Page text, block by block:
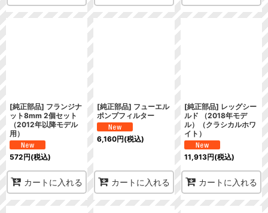
[純正部品] フランジナ
ット8mm 2個セット
（2012年以降モデル
用）
572円(税込)
カートに入れる
[純正部品] フューエル
ポンプフィルター
6,160円(税込)
カートに入れる
[純正部品] レッグシー
ルド （2018年モデ
ル）（クラシカルホワ
イト）
11,913円(税込)
カートに入れる